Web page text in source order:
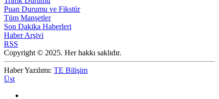
Puan Durumu ve Fikstür
Tüm Manşetler
Son Dakika Haberleri
Haber Arşivi
RSS
Copyright © 2025. Her hakkı saklıdır.
Haber Yazılımı: TE Bilişim
Üst